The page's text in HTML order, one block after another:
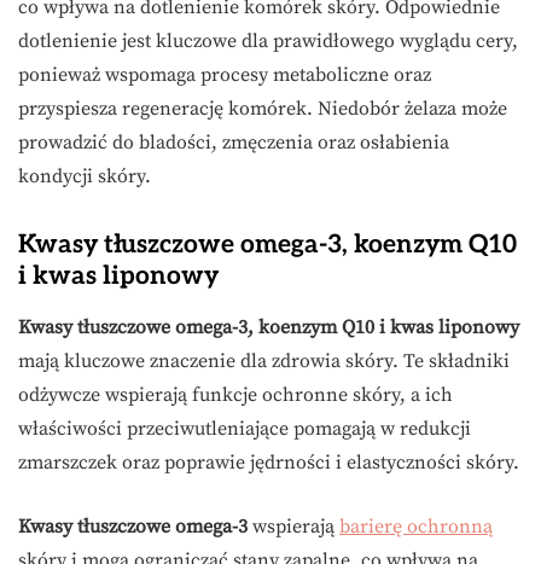
co wpływa na dotlenienie komórek skóry. Odpowiednie
dotlenienie jest kluczowe dla prawidłowego wyglądu cery,
ponieważ wspomaga procesy metaboliczne oraz
przyspiesza regenerację komórek. Niedobór żelaza może
prowadzić do bladości, zmęczenia oraz osłabienia
kondycji skóry.
Kwasy tłuszczowe omega-3, koenzym Q10
i kwas liponowy
Kwasy tłuszczowe omega-3, koenzym Q10 i kwas liponowy
mają kluczowe znaczenie dla zdrowia skóry. Te składniki
odżywcze wspierają funkcje ochronne skóry, a ich
właściwości przeciwutleniające pomagają w redukcji
zmarszczek oraz poprawie jędrności i elastyczności skóry.
Kwasy tłuszczowe omega-3 wspierają barierę ochronną